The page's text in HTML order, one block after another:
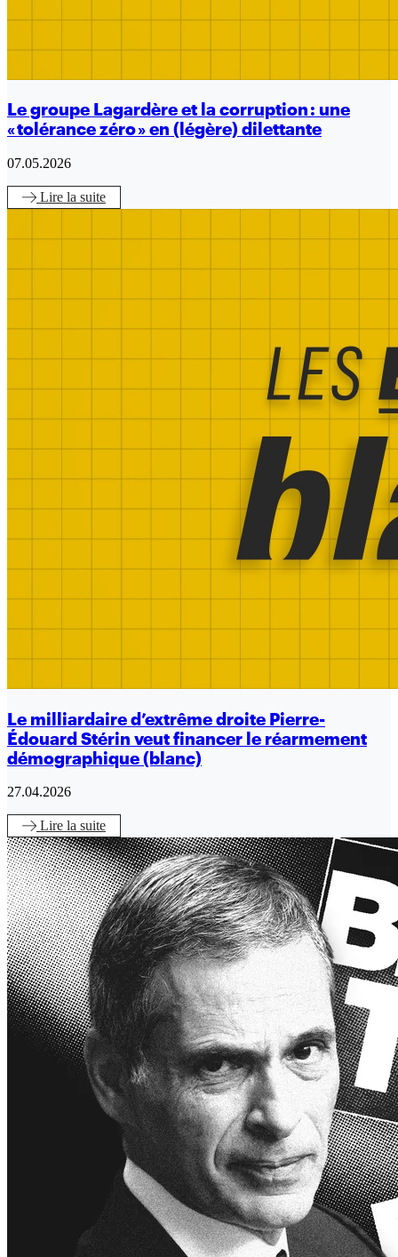
Le groupe Lagardère et la corruption : une
« tolérance zéro » en (légère) dilettante
07.05.2026
Lire la suite
Le milliardaire d’extrême droite Pierre-
Édouard Stérin veut financer le réarmement
démographique (blanc)
27.04.2026
Lire la suite